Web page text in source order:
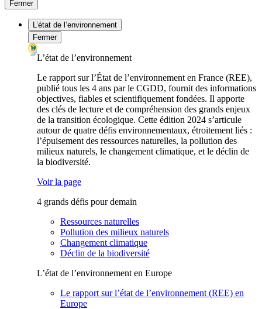
Fermer
L’état de l’environnement
Fermer
L’état de l’environnement
Le rapport sur l’État de l’environnement en France (REE),
publié tous les 4 ans par le CGDD, fournit des informations
objectives, fiables et scientifiquement fondées. Il apporte
des clés de lecture et de compréhension des grands enjeux
de la transition écologique. Cette édition 2024 s’articule
autour de quatre défis environnementaux, étroitement liés :
l’épuisement des ressources naturelles, la pollution des
milieux naturels, le changement climatique, et le déclin de
la biodiversité.
Voir la page
4 grands défis pour demain
Ressources naturelles
Pollution des milieux naturels
Changement climatique
Déclin de la biodiversité
L’état de l’environnement en Europe
Le rapport sur l’état de l’environnement (REE) en
Europe